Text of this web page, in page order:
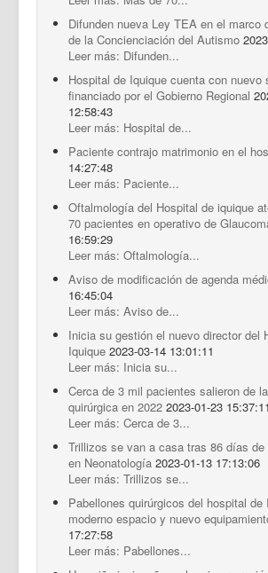
Difunden nueva Ley TEA en el marco
de la Concienciación del Autismo
Leer más: Difunden...
Hospital de Iquique cuenta con nuevo
financiado por el Gobierno Regional
12:58:43
Leer más: Hospital de...
Paciente contrajo matrimonio en el
14:27:48
Leer más: Paciente...
Oftalmología del Hospital de iquique
70 pacientes en operativo de
16:59:29
Leer más: Oftalmología...
Aviso de modificación de agenda
16:45:04
Leer más: Aviso de...
Inicia su gestión el nuevo director del
Iquique 2023-03-14 13:01:11
Leer más: Inicia su...
Cerca de 3 mil pacientes salieron de
quirúrgica en 2022 2023-01-23 15:37:11
Leer más: Cerca de 3...
Trillizos se van a casa tras 86 días
en Neonatología 2023-01-13 17:13:06
Leer más: Trillizos se...
Pabellones quirúrgicos del hospital de
moderno espacio y nuevo
17:27:58
Leer más: Pabellones...